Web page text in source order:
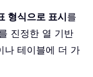
형식으로 표시를
진정한 열 기반
나 테이블에 더 가